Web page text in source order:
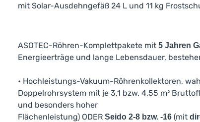
mit Solar-Ausdehngefäß 24 L und 11 kg
ASOTEC-Röhren-Komplettpakete mit 5 Jahren
Energieerträge und lange Lebensdauer,
• Hochleistungs-Vakuum-Röhrenkollektoren,
Doppelrohrsystem mit je 3,1 bzw. 4,55 m²
und besonders hoher
Flächenleistung) ODER Seido 2-8 bzw. -16 (mit